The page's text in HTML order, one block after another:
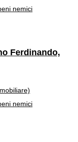
nemici
Ferdinando,
nemici